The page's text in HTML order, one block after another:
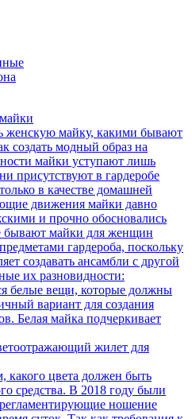
женскую майку, какими бывают
создать модный образ на
майки уступают лишь
присутствуют в гардеробе
в качестве домашней
движения майки давно
и прочно обосновались
бывают майки для женщин
гардероба, поскольку
создавать ансамбли с другой
их разновидности:
белые вещи, которые должны
вариант для создания
Белая майка подчеркивает
жилет для
цвета должен быть
средства. В 2018 году были
ношение